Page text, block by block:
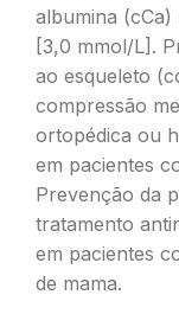
albumina (cCa)
[3,0 mmol/L].
ao esqueleto
compressão
ortopédica ou
em pacientes
Prevenção da
tratamento
em pacientes
de mama.